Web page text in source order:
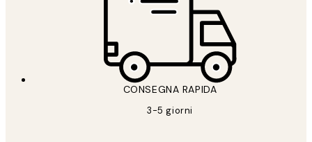
CONSEGNA RAPIDA
3-5 giorni